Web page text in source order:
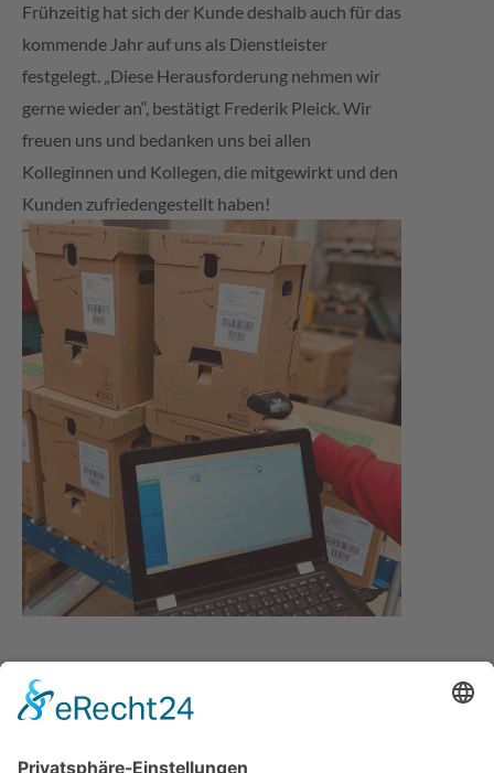
Frühzeitig hat sich der Kunde deshalb auch für das
kommende Jahr auf uns als Dienstleister
festgelegt. „Diese Herausforderung nehmen wir
gerne wieder an“, bestätigt Frederik Pleick. Wir
freuen uns und bedanken uns bei allen
Kolleginnen und Kollegen, die mitgewirkt und den
Kunden zufriedengestellt haben!